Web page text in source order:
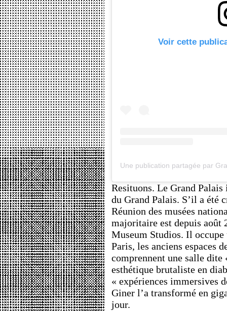
Voir cette
Resituons. Le Grand
du Grand Palais. S’il a été
Réunion des musées
majoritaire est depuis août
Museum Studios. Il
Paris, les anciens espaces
comprennent une salle dite
esthétique brutaliste en
« expériences immersives
Giner l’a transformé en
jour.